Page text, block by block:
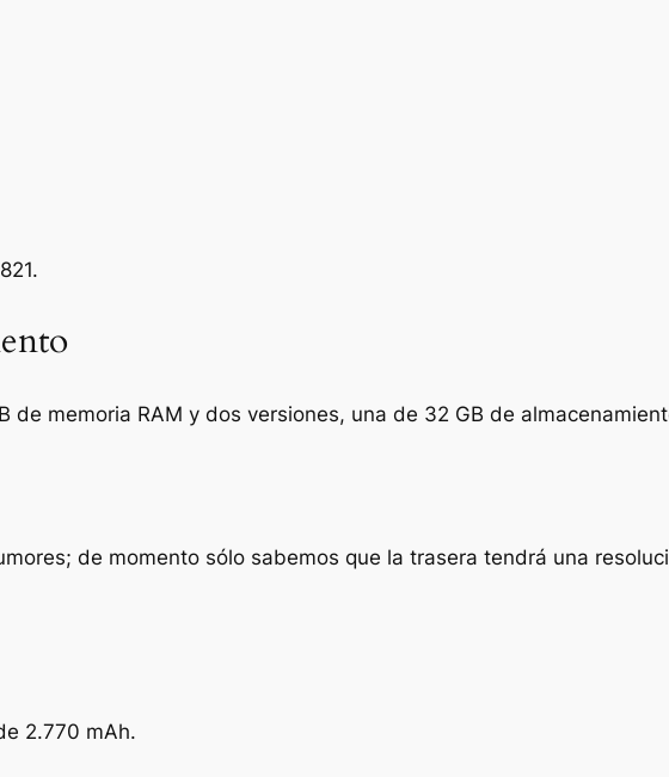
de memoria RAM y dos versiones, una de 32 GB de
de momento sólo sabemos que la trasera tendrá una
2.770 mAh.